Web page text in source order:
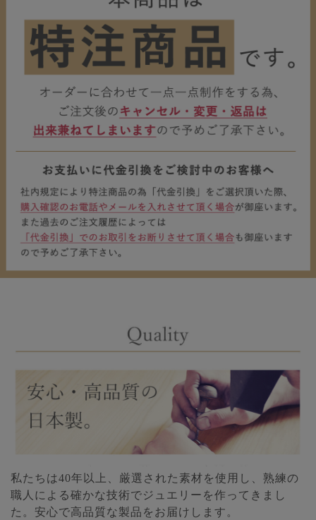
私たちは40年以上、厳選された素材を使用し、熟練の
職人による確かな技術でジュエリーを作ってきまし
た。安心で高品質な製品をお届けします。